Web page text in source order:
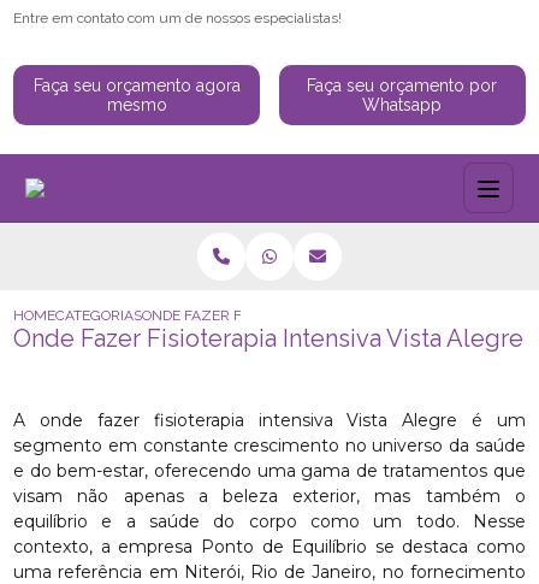
Entre em contato com um de nossos especialistas!
Faça seu orçamento agora
mesmo
Faça seu orçamento por
Whatsapp
HOMECATEGORIASONDE FAZER FISIOTERAPIA INTENSIVA VISTA ALEGRE
Onde Fazer Fisioterapia Intensiva Vista Alegre
A onde fazer fisioterapia intensiva Vista Alegre é um
segmento em constante crescimento no universo da saúde
e do bem-estar, oferecendo uma gama de tratamentos que
visam não apenas a beleza exterior, mas também o
equilíbrio e a saúde do corpo como um todo. Nesse
contexto, a empresa Ponto de Equilíbrio se destaca como
uma referência em Niterói, Rio de Janeiro, no fornecimento